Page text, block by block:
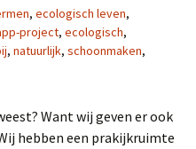
, ecologisch leven,
project, ecologisch,
, natuurlijk, schoonmaken,
Want wij geven er ook
hebben een prakijkruimte